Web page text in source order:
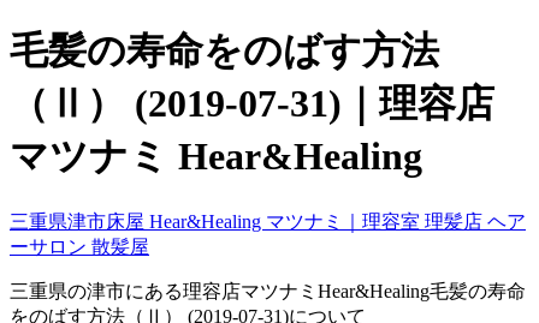
毛髪の寿命をのばす方法
（Ⅱ） (2019-07-31)｜理容店
マツナミ Hear&Healing
三重県津市床屋 Hear&Healing マツナミ｜理容室 理髪店 ヘア
ーサロン 散髪屋
三重県の津市にある理容店マツナミHear&Healing毛髪の寿命
をのばす方法（Ⅱ） (2019-07-31)について